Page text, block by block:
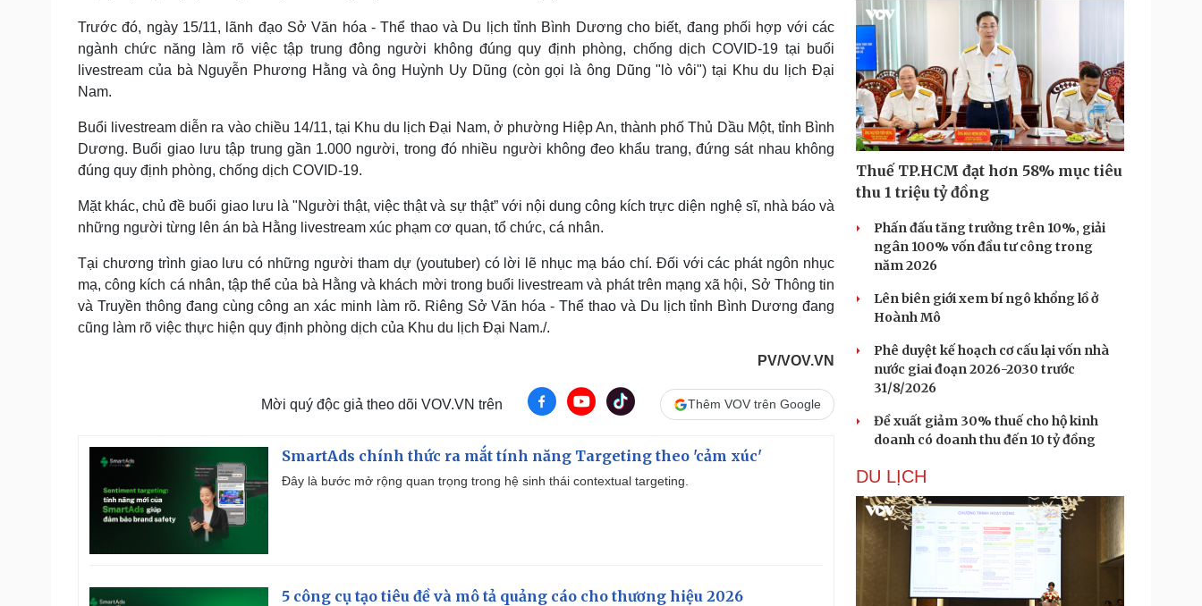
Trước đó, ngày 15/11, lãnh đạo Sở Văn hóa - Thể thao và Du lịch tỉnh Bình Dương cho biết, đang phối hợp với các
ngành chức năng làm rõ việc tập trung đông người không đúng quy định phòng, chống dịch COVID-19 tại buổi
livestream của bà Nguyễn Phương Hằng và ông Huỳnh Uy Dũng (còn gọi là ông Dũng "lò vôi") tại Khu du lịch Đại
Nam.
Buổi livestream diễn ra vào chiều 14/11, tại Khu du lịch Đại Nam, ở phường Hiệp An, thành phố Thủ Dầu Một, tỉnh Bình
Dương. Buổi giao lưu tập trung gần 1.000 người, trong đó nhiều người không đeo khẩu trang, đứng sát nhau không
đúng quy định phòng, chống dịch COVID-19.
Mặt khác, chủ đề buổi giao lưu là "Người thật, việc thật và sự thật” với nội dung công kích trực diện nghệ sĩ, nhà báo và
những người từng lên án bà Hằng livestream xúc phạm cơ quan, tổ chức, cá nhân.
Tại chương trình giao lưu có những người tham dự (youtuber) có lời lẽ nhục mạ báo chí. Đối với các phát ngôn nhục
mạ, công kích cá nhân, tập thể của bà Hằng và khách mời trong buổi livestream và phát trên mạng xã hội, Sở Thông tin
và Truyền thông đang cùng công an xác minh làm rõ. Riêng Sở Văn hóa - Thể thao và Du lịch tỉnh Bình Dương đang
cũng làm rõ việc thực hiện quy định phòng dịch của Khu du lịch Đại Nam./.
PV/VOV.VN
Mời quý độc giả theo dõi VOV.VN trên Thêm VOV trên Google
SmartAds chính thức ra mắt tính năng Targeting theo 'cảm xúc'
Đây là bước mở rộng quan trọng trong hệ sinh thái contextual targeting.
5 công cụ tạo tiêu đề và mô tả quảng cáo cho thương hiệu 2026
Thuế TP.HCM đạt hơn 58% mục tiêu
thu 1 triệu tỷ đồng
Phấn đấu tăng trưởng trên 10%, giải
ngân 100% vốn đầu tư công trong
năm 2026
Lên biên giới xem bí ngô khổng lồ ở
Hoành Mô
Phê duyệt kế hoạch cơ cấu lại vốn nhà
nước giai đoạn 2026-2030 trước
31/8/2026
Đề xuất giảm 30% thuế cho hộ kinh
doanh có doanh thu đến 10 tỷ đồng
DU LỊCH